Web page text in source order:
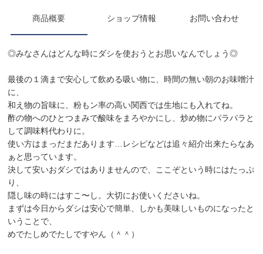
商品概要 ショップ情報 お問い合わせ
◎みなさんはどんな時にダシを使おうとお思いなんでしょう◎
最後の１滴まで安心して飲める吸い物に、時間の無い朝のお味噌汁
に、
和え物の旨味に、粉もン率の高い関西では生地にも入れてね。
酢の物へのひとつまみで酸味をまろやかにし、炒め物にパラパラと
して調味料代わりに。
使い方はまっだまだあります…レシピなどは追々紹介出来たらなあ
ぁと思っています。
決して安いおダシではありませんので、ここぞという時にはたっぷ
り、
隠し味の時にはすこ〜し。大切にお使いくださいね。
まずは今日からダシは安心で簡単、しかも美味しいものになったと
いうことで、
めでたしめでたしですやん（＾＾）